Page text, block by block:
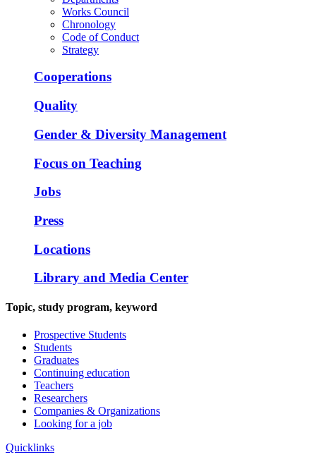
Works Council
Chronology
Code of Conduct
Strategy
Cooperations
Quality
Gender & Diversity Management
Focus on Teaching
Jobs
Press
Locations
Library and Media Center
Topic, study program, keyword
Prospective Students
Students
Graduates
Continuing education
Teachers
Researchers
Companies & Organizations
Looking for a job
Quicklinks